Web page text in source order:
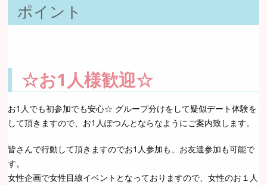
ポイント
☆お1人様歓迎☆
お1人でも初参加でも安心☆ グループ分けをして疑似デート体験を
して頂きますので、お1人ぽつんとならなようにご案内致します。
皆さんで行動して頂きますのでお1人参加も、お友達参加も可能で
す。
女性企画で女性目線イベントとなっておりますので、女性のお１人